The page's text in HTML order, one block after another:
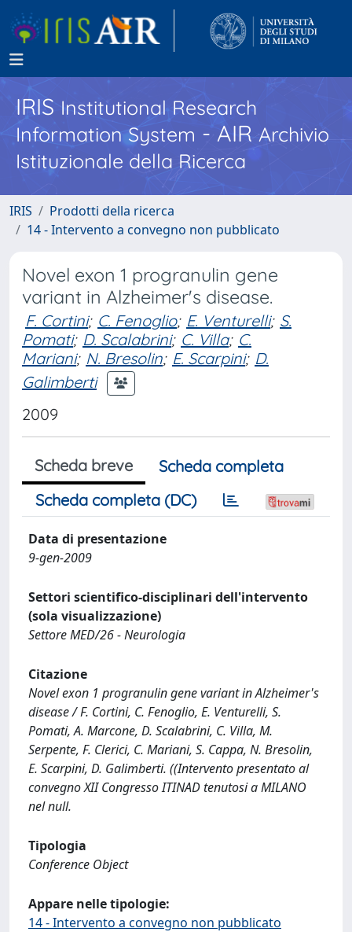
IRISInstitutional Research
Information System - AIR Archivio
Istituzionale della Ricerca
IRIS
Prodotti della ricerca
14 - Intervento a convegno non pubblicato
Novel exon 1 progranulin gene
variant in Alzheimer's disease.
F. Cortini; C. Fenoglio; E. Venturelli; S.
Pomati; D. Scalabrini; C. Villa; C.
Mariani; N. Bresolin; E. Scarpini; D.
Galimberti
2009
Scheda breve
Scheda completa
Scheda completa (DC)
Data di presentazione
9-gen-2009
Settori scientifico-disciplinari dell'intervento
(sola visualizzazione)
Settore MED/26 - Neurologia
Citazione
Novel exon 1 progranulin gene variant in Alzheimer's
disease / F. Cortini, C. Fenoglio, E. Venturelli, S.
Pomati, A. Marcone, D. Scalabrini, C. Villa, M.
Serpente, F. Clerici, C. Mariani, S. Cappa, N. Bresolin,
E. Scarpini, D. Galimberti. ((Intervento presentato al
convegno XII Congresso ITINAD tenutosi a MILANO
nel null.
Tipologia
Conference Object
Appare nelle tipologie:
14 - Intervento a convegno non pubblicato